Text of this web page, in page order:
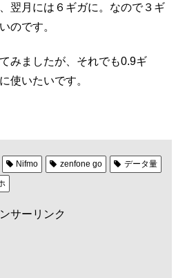
翌月には６ギガに。なので３ギ
のです。
みましたが、それでも0.9ギ
使いたいです。
Nifmo zenfone go
データ量
サーリンク